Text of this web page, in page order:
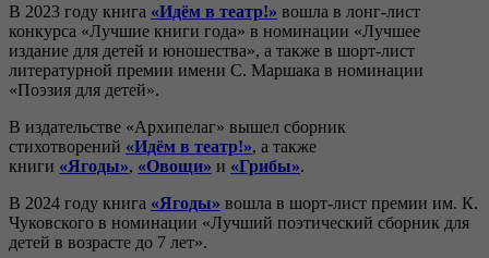
В 2023 году книга «Идём в театр!» вошла в лонг-лист
конкурса «Лучшие книги года» в номинации «Лучшее
издание для детей и юношества», а также в шорт-лист
литературной премии имени С. Маршака в номинации
«Поэзия для детей».
В издательстве «Архипелаг» вышел сборник
стихотворений «Идём в театр!», а также
книги «Ягоды», «Овощи» и «Грибы».
В 2024 году книга «Ягоды» вошла в шорт-лист премии им. К.
Чуковского в номинации «Лучший поэтический сборник для
детей в возрасте до 7 лет».